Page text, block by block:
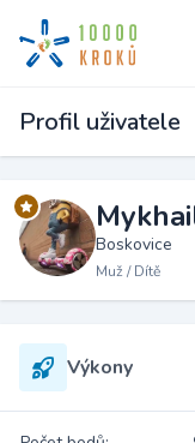
Profil uživatele
Boskovice
Muž / Dítě
Výkony